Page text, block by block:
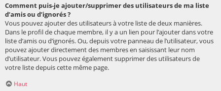
Comment puis-je ajouter/supprimer des utilisateurs de ma liste
d’amis ou d’ignorés ?
Vous pouvez ajouter des utilisateurs à votre liste de deux manières.
Dans le profil de chaque membre, il y a un lien pour l’ajouter dans votre
liste d’amis ou d’ignorés. Ou, depuis votre panneau de l’utilisateur, vous
pouvez ajouter directement des membres en saisissant leur nom
d’utilisateur. Vous pouvez également supprimer des utilisateurs de
votre liste depuis cette même page.
Haut